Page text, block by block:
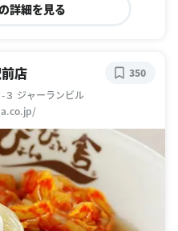
詳細を見る
店
３ ジャーランビル
350